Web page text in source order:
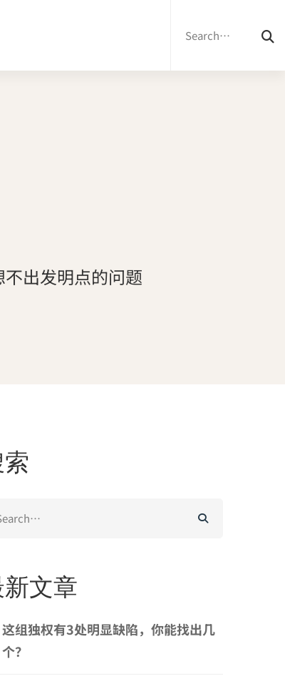
出发明点的问题
文章
这组独权有3处明显缺陷，你能找出几
个？